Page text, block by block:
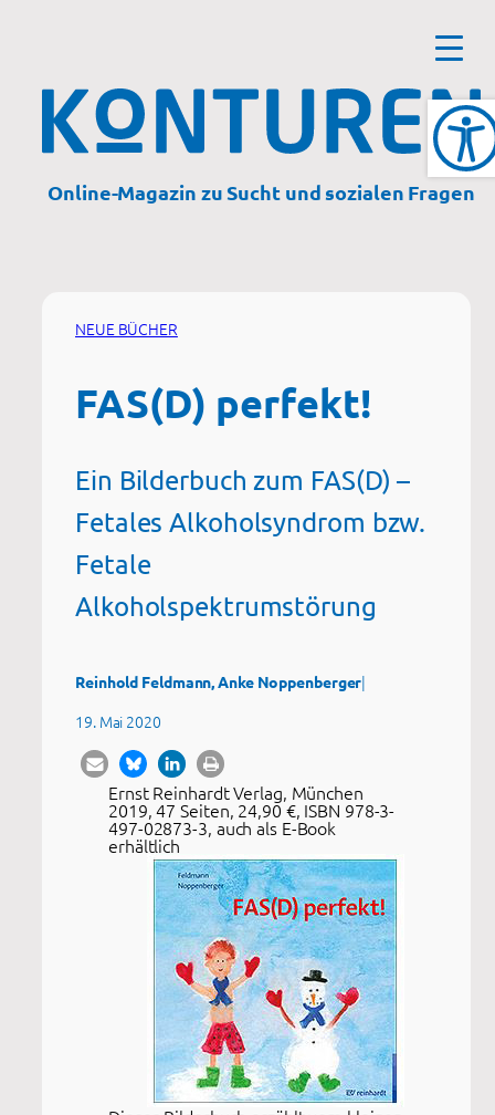
Online-Magazin zu Sucht und sozialen Fragen
NEUE BÜCHER
FAS(D) perfekt!
Ein Bilderbuch zum FAS(D) –
Fetales Alkoholsyndrom bzw.
Fetale
Alkoholspektrumstörung
Reinhold Feldmann, Anke Noppenberger|
19. Mai 2020
Ernst Reinhardt Verlag, München
2019, 47 Seiten, 24,90 €, ISBN 978-3-
497-02873-3, auch als E-Book
erhältlich